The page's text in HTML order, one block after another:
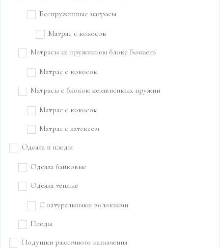
Беспружинные матрасы
Матрас с кокосом
Матрасы на пружинном блоке Боннель
Матрас с кокосом
Матрасы с блоком независимых пружин
Матрас с кокосом
Матрас с латексом
Одеяла и пледы
Одеяла байковые
Одеяла теплые
С натуральными волокнами
Пледы
Подушки различного назначения